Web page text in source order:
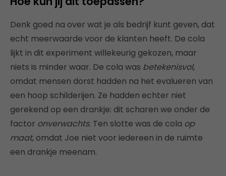
Denk goed na over wat je als bedrijf kunt geven, dat
echt meerwaarde voor de klanten heeft. De cola
lijkt in dit experiment willekeurig gekozen, maar
niets is minder waar. De cola was betekenisvol,
omdat mensen dorst hadden na het evalueren van
een hoop schilderijen. Ze hadden echter niet
gerekend op een drankje: dit scharen we onder de
factor onverwachts. Ten slotte was de cola op
maat, omdat Joe niet voor iedereen in de ruimte
een drankje meenam.